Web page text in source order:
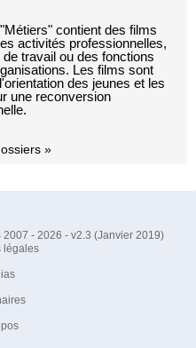
contient des films
activités professionnelles,
travail ou des fonctions
Les films sont
des jeunes et les
une reconversion
»
- 2026 - v2.3 (Janvier 2019)
légales